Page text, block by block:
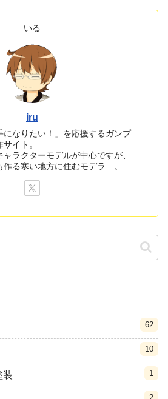
いる
iru
になりたい！」を応援するガンプ
イト。
ラクターモデルが中心ですが、
作る寒い地方に住むモデラ―。
62
10
装 1